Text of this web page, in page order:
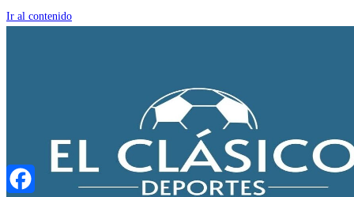
Ir al contenido